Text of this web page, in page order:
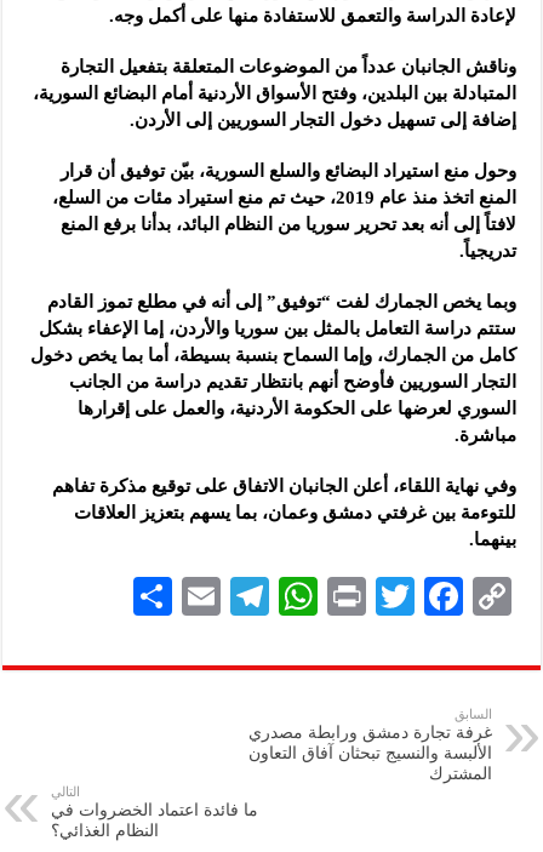
لإعادة الدراسة والتعمق للاستفادة منها على أكمل وجه.
وناقش الجانبان عدداً من الموضوعات المتعلقة بتفعيل التجارة
المتبادلة بين البلدين، وفتح الأسواق الأردنية أمام البضائع السورية،
إضافة إلى تسهيل دخول التجار السوريين إلى الأردن.
وحول منع استيراد البضائع والسلع السورية، بيّن توفيق أن قرار
المنع اتخذ منذ عام 2019، حيث تم منع استيراد مئات من السلع،
لافتاً إلى أنه بعد تحرير سوريا من النظام البائد، بدأنا برفع المنع
تدريجياً.
وبما يخص الجمارك لفت “توفيق” إلى أنه في مطلع تموز القادم
ستتم دراسة التعامل بالمثل بين سوريا والأردن، إما الإعفاء بشكل
كامل من الجمارك، وإما السماح بنسبة بسيطة، أما بما يخص دخول
التجار السوريين فأوضح أنهم بانتظار تقديم دراسة من الجانب
السوري لعرضها على الحكومة الأردنية، والعمل على إقرارها
مباشرة.
وفي نهاية اللقاء، أعلن الجانبان الاتفاق على توقيع مذكرة تفاهم
للتوءمة بين غرفتي دمشق وعمان، بما يسهم بتعزيز العلاقات
بينهما.
C
p
y
Li
n
F
eb
k
T
tt
P
nt
W
at
A
p
Te
gr
E
ai
ar
السابق
غرفة تجارة دمشق ورابطة مصدري
الألبسة والنسيج تبحثان آفاق التعاون
المشترك
التالي
ما فائدة اعتماد الخضروات في
النظام الغذائي؟